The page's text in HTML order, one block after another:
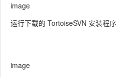
image
运行下载的 TortoiseSVN 安装程序
image